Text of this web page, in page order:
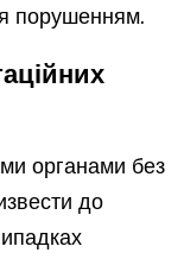
порушенням.
органами без
до